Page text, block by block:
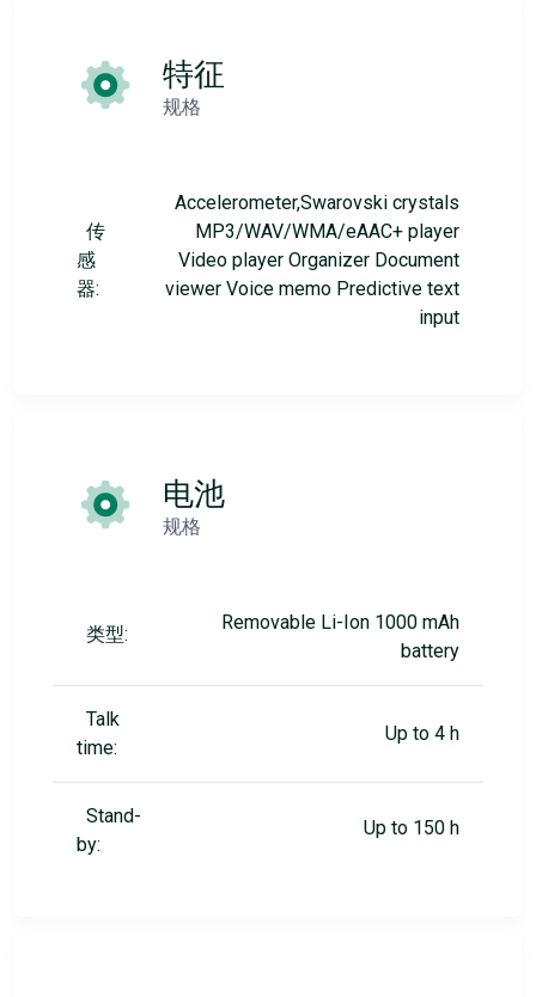
特征
规格
传
感
器:
Accelerometer,Swarovski crystals
MP3/WAV/WMA/eAAC+ player
Video player Organizer Document
viewer Voice memo Predictive text
input
电池
规格
类型:
Removable Li-Ion 1000 mAh
battery
Talk
time:
Up to 4 h
Stand-
by:
Up to 150 h